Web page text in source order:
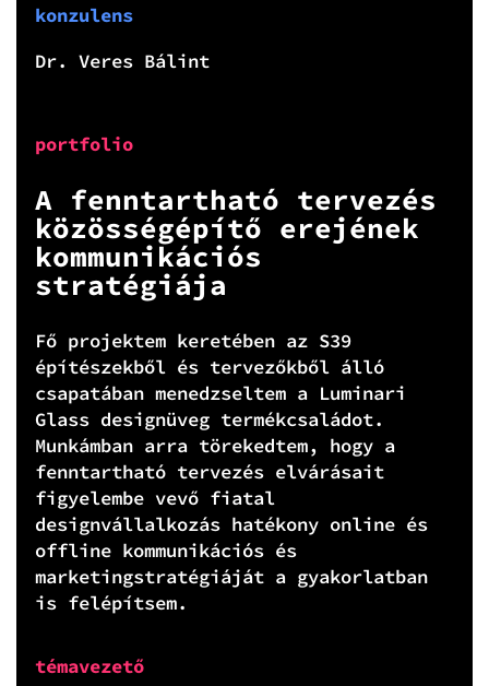
konzulens
Dr. Veres Bálint
portfolio
A fenntartható tervezés
közösségépítő erejének
kommunikációs
stratégiája
Fő projektem keretében az S39
építészekből és tervezőkből álló
csapatában menedzseltem a Luminari
Glass designüveg termékcsaládot.
Munkámban arra törekedtem, hogy a
fenntartható tervezés elvárásait
figyelembe vevő fiatal
designvállalkozás hatékony online és
offline kommunikációs és
marketingstratégiáját a gyakorlatban
is felépítsem.
témavezető